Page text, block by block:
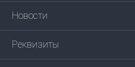
Новости
Реквизиты